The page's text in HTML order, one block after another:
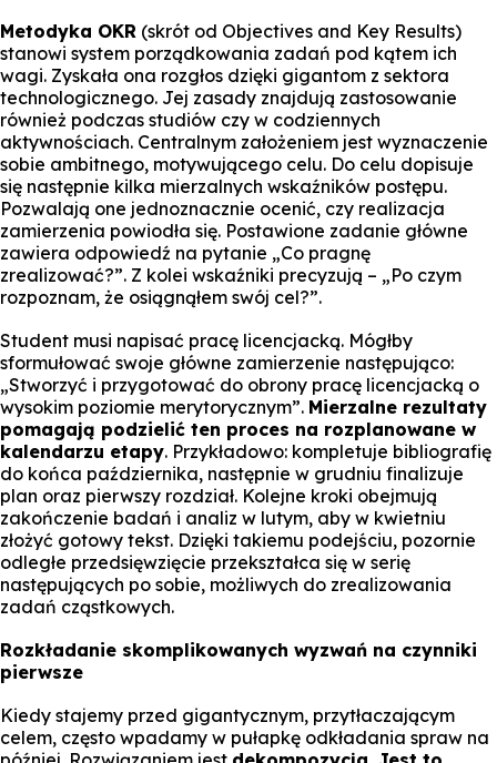
Metodyka OKR (skrót od Objectives and Key Results)
stanowi system porządkowania zadań pod kątem ich
wagi. Zyskała ona rozgłos dzięki gigantom z sektora
technologicznego. Jej zasady znajdują zastosowanie
również podczas studiów czy w codziennych
aktywnościach. Centralnym założeniem jest wyznaczenie
sobie ambitnego, motywującego celu. Do celu dopisuje
się następnie kilka mierzalnych wskaźników postępu.
Pozwalają one jednoznacznie ocenić, czy realizacja
zamierzenia powiodła się. Postawione zadanie główne
zawiera odpowiedź na pytanie „Co pragnę
zrealizować?”. Z kolei wskaźniki precyzują – „Po czym
rozpoznam, że osiągnąłem swój cel?”.
Student musi napisać pracę licencjacką. Mógłby
sformułować swoje główne zamierzenie następująco:
„Stworzyć i przygotować do obrony pracę licencjacką o
wysokim poziomie merytorycznym”. Mierzalne rezultaty
pomagają podzielić ten proces na rozplanowane w
kalendarzu etapy. Przykładowo: kompletuje bibliografię
do końca października, następnie w grudniu finalizuje
plan oraz pierwszy rozdział. Kolejne kroki obejmują
zakończenie badań i analiz w lutym, aby w kwietniu
złożyć gotowy tekst. Dzięki takiemu podejściu, pozornie
odległe przedsięwzięcie przekształca się w serię
następujących po sobie, możliwych do zrealizowania
zadań cząstkowych.
Rozkładanie skomplikowanych wyzwań na czynniki
pierwsze
Kiedy stajemy przed gigantycznym, przytłaczającym
celem, często wpadamy w pułapkę odkładania spraw na